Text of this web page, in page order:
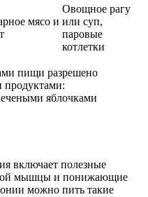
мясо и
Овощное рагу
или суп,
паровые
котлетки
пищи разрешено
продуктами:
яблочками
включает полезные
мышцы и понижающие
можно пить такие